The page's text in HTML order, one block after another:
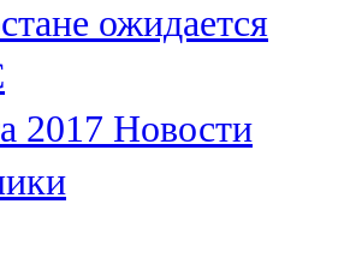
ожидается
2017 Новости